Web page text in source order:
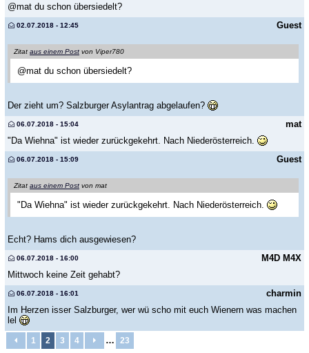
@mat du schon übersiedelt?
Guest
02.07.2018 - 12:45
Zitat aus einem Post von Viper780
@mat du schon übersiedelt?
Der zieht um? Salzburger Asylantrag abgelaufen?
mat
06.07.2018 - 15:04
"Da Wiehna" ist wieder zurückgekehrt. Nach Niederösterreich.
Guest
06.07.2018 - 15:09
Zitat aus einem Post von mat
"Da Wiehna" ist wieder zurückgekehrt. Nach Niederösterreich.
Echt? Hams dich ausgewiesen?
M4D M4X
06.07.2018 - 16:00
Mittwoch keine Zeit gehabt?
charmin
06.07.2018 - 16:01
Im Herzen isser Salzburger, wer wü scho mit euch Wienern was machen
lel
1 2 3 4 … 23